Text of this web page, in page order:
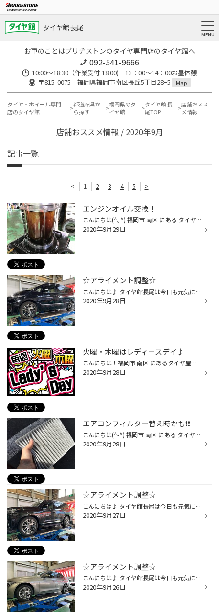
タイヤ館 長尾
お車のことはブリヂストンのタイヤ専門店のタイヤ館へ
092-541-9666
10:00～18:30（作業受付 18:00) 13：00～14：00お昼休憩
〒815-0075 福岡県福岡市南区長丘5丁目28ｰ5
Map
タイヤ・ホイール専門
店のタイヤ館
都道府県か
ら探す
福岡県のタ
イヤ館
タイヤ館 長
尾TOP
店舗おスス
メ情報
店舗おススメ情報 / 2020年9月
記事一覧
< 1 2 3 4 5 >
エンジンオイル交換！
こんにちは(^｡^) 福岡市 南区 にある タイヤ館 長尾店です❗️ 今回は ヴァンガード のエンジンオイルを交換しました。 交換せずにいるとこんなにも汚れるのです❗️ そして、エアコンフィルターも交換して約1年経っていて汚れていたので エアコンフィルターも交換しました‼️ その他、ワイパー、バッ...
2020年9月29日
☆アライメント調整☆
こんにちは♪ タイヤ館長尾は今日も元気に営業中です！ エスティマのアライメントの定期点検になります！ 少し基準値よりズレていたので調整させていただきました。 アライメント調整で気になった方は福岡県福岡市南区のタイヤ館長尾に是非ご相談ください。
2020年9月28日
火曜・木曜はレディースデイ♪
こんにちは！福岡市 南区 にあるタイヤ屋さん タイヤ館長尾 です！ （城南区・早良区・中央区・博多区からも近いですよ！！） 毎週火曜・木曜はレディースデイです！ メンテナンス商品 （エンジンオイル・バッテリー・ワイパー・エアコンフィルターなど）が 10％OFFになるので通常よりお得に交換で...
2020年9月28日
エアコンフィルター替え時かも❗️❗️
こんにちは(^-^) 福岡市 南区 にある タイヤ館 長尾店です❗️ 皆さん、車のエアコンフィルター、意外と汚れてるかもしれないですよ(°_°) エアコンフィルターは、1年に1回、もしくは10,000kmに1回が交換の目安 となっております。 エアコンフィルターを替えないでいると、汚れが詰まって風量が低下し...
2020年9月28日
☆アライメント調整☆
こんにちは♪ タイヤ館長尾は今日も元気に営業中です。 修理後のアライメント調整です。 レクサスのアライメント調整で気になった方は福岡県福岡市南区のタイヤ館長尾に是非ご相談下さい。
2020年9月27日
☆アライメント調整☆
こんにちは♪ タイヤ館長尾は今日も元気に営業中です！ BMWのアライメント調整になります！ 基準値よりズレていたので調整させていただきました！ 輸入車のアライメント調整で気になった方は福岡県福岡市南区のタイヤ館長尾に是非ご相談下さい。
2020年9月26日